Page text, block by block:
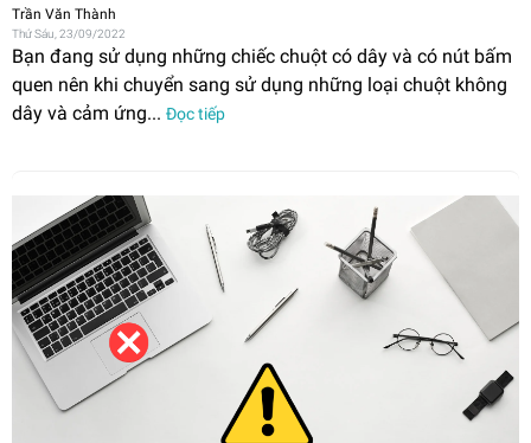
Trần Văn Thành
Thứ Sáu, 23/09/2022
Bạn đang sử dụng những chiếc chuột có dây và có nút bấm
quen nên khi chuyển sang sử dụng những loại chuột không
dây và cảm ứng... Đọc tiếp